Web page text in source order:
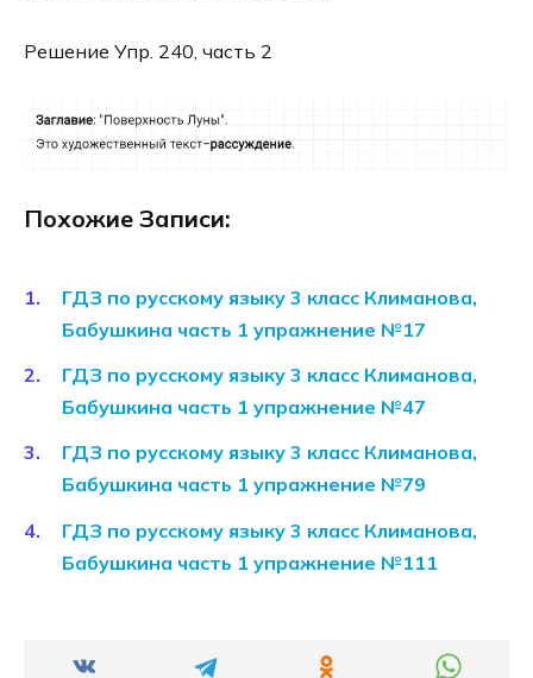
Решение Упр. 240, часть 2
Похожие Записи:
ГДЗ по русскому языку 3 класс Климанова,
Бабушкина часть 1 упражнение №17
ГДЗ по русскому языку 3 класс Климанова,
Бабушкина часть 1 упражнение №47
ГДЗ по русскому языку 3 класс Климанова,
Бабушкина часть 1 упражнение №79
ГДЗ по русскому языку 3 класс Климанова,
Бабушкина часть 1 упражнение №111